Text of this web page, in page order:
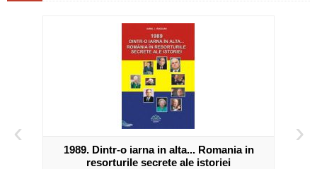
‹
1989. Dintr-o iarna in alta... Romania in
resorturile secrete ale istoriei
›